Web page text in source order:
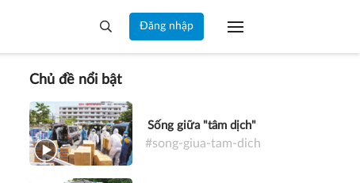
Đăng nhập
Chủ đề nổi bật
Sống giữa "tâm dịch"
#song-giua-tam-dich